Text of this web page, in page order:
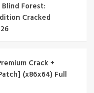
Forest:
Cracked
Crack +
(x86x64) Full